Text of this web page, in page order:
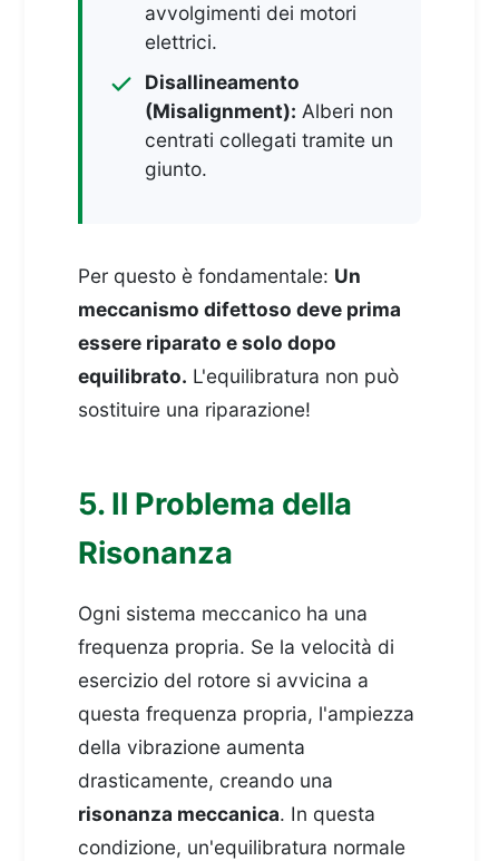
avvolgimenti dei motori
elettrici.
Disallineamento
(Misalignment): Alberi non
centrati collegati tramite un
giunto.
Per questo è fondamentale: Un
meccanismo difettoso deve prima
essere riparato e solo dopo
equilibrato. L'equilibratura non può
sostituire una riparazione!
5. Il Problema della
Risonanza
Ogni sistema meccanico ha una
frequenza propria. Se la velocità di
esercizio del rotore si avvicina a
questa frequenza propria, l'ampiezza
della vibrazione aumenta
drasticamente, creando una
risonanza meccanica. In questa
condizione, un'equilibratura normale